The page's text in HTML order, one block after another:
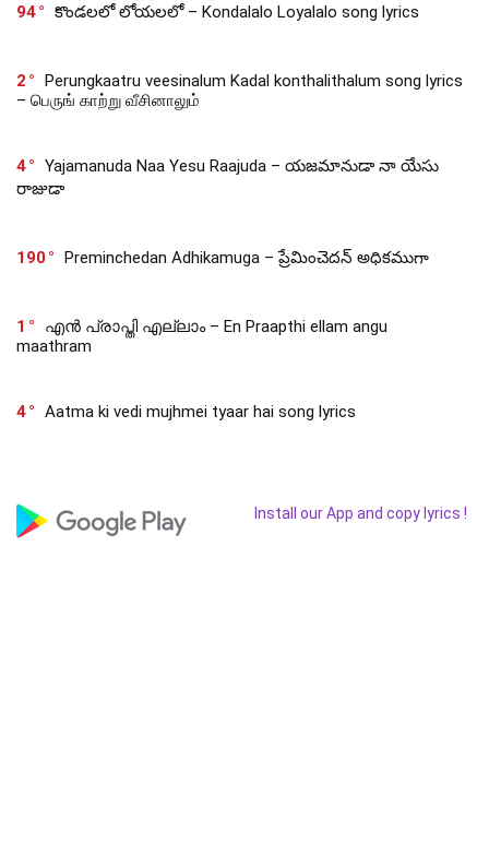
94
కొండలలో లోయలలో – Kondalalo Loyalalo song lyrics
2
Perungkaatru veesinalum Kadal konthalithalum song lyrics
– பெருங் காற்று வீசினாலும்
4
Yajamanuda Naa Yesu Raajuda – యజమానుడా నా యేసు
రాజుడా
190 Preminchedan Adhikamuga – ప్రేమించెదన్ అధికముగా
1
എൻ പ്രാപ്തി എല്ലാം – En Praapthi ellam angu
maathram
4 Aatma ki vedi mujhmei tyaar hai song lyrics
Install our App and copy lyrics !